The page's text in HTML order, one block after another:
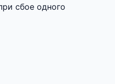
сбое одного